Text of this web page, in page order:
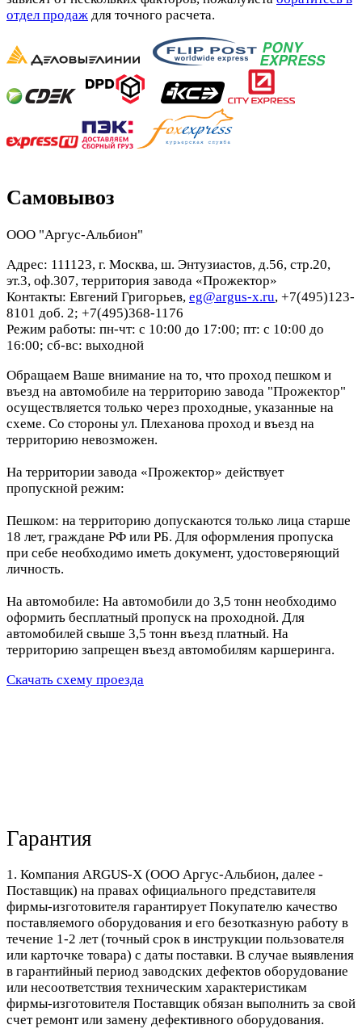
отдел продаж для точного расчета.
Самовывоз
ООО "Аргус-Альбион"
Адрес: 111123, г. Москва, ш. Энтузиастов, д.56, стр.20,
эт.3, оф.307, территория завода «Прожектор»
Контакты: Евгений Григорьев, eg@argus-x.ru, +7(495)123-
8101 доб. 2; +7(495)368-1176
Режим работы: пн-чт: с 10:00 до 17:00; пт: с 10:00 до
16:00; сб-вс: выходной
Обращаем Ваше внимание на то, что проход пешком и
въезд на автомобиле на территорию завода "Прожектор"
осуществляется только через проходные, указанные на
схеме. Со стороны ул. Плеханова проход и въезд на
территорию невозможен.
На территории завода «Прожектор» действует
пропускной режим:
Пешком: на территорию допускаются только лица старше
18 лет, граждане РФ или РБ. Для оформления пропуска
при себе необходимо иметь документ, удостоверяющий
личность.
На автомобиле: На автомобили до 3,5 тонн необходимо
оформить бесплатный пропуск на проходной. Для
автомобилей свыше 3,5 тонн въезд платный. На
территорию запрещен въезд автомобилям каршеринга.
Скачать схему проезда
Гарантия
1. Компания ARGUS-X (ООО Аргус-Альбион, далее -
Поставщик) на правах официального представителя
фирмы-изготовителя гарантирует Покупателю качество
поставляемого оборудования и его безотказную работу в
течение 1-2 лет (точный срок в инструкции пользователя
или карточке товара) с даты поставки. В случае выявления
в гарантийный период заводских дефектов оборудование
или несоответствия техническим характеристикам
фирмы-изготовителя Поставщик обязан выполнить за свой
счет ремонт или замену дефективного оборудования.